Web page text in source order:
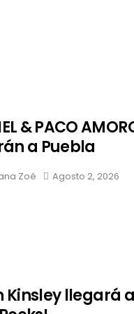
& PACO
a Puebla
Zoé Agosto 2, 2026
Kinsley llegará